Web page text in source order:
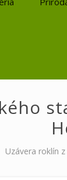
Uzávera roklín